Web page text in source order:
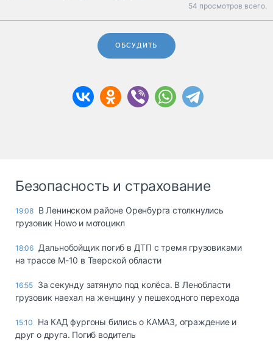
54 просмотров всего.
ОБСУДИТЬ
Безопасность и страхование
19:08 В Ленинском районе Оренбурга столкнулись
грузовик Howo и мотоцикл
18:06 Дальнобойщик погиб в ДТП с тремя грузовиками
на трассе М-10 в Тверской области
16:55 За секунду затянуло под колёса. В Ленобласти
грузовик наехал на женщину у пешеходного перехода
15:10
На КАД фургоны бились о КАМАЗ, ограждение и
друг о друга. Погиб водитель